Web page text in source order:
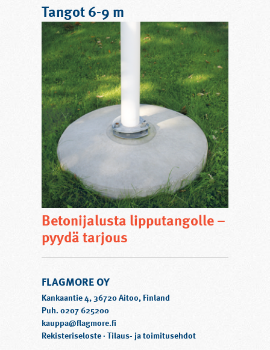
Tangot 6-9 m
Betonijalusta lipputangolle –
pyydä tarjous
FLAGMORE OY
Kankaantie 4, 36720 Aitoo, Finland
Puh. 0207 625200
kauppa@flagmore.fi
Rekisteriseloste·Tilaus- ja toimitusehdot